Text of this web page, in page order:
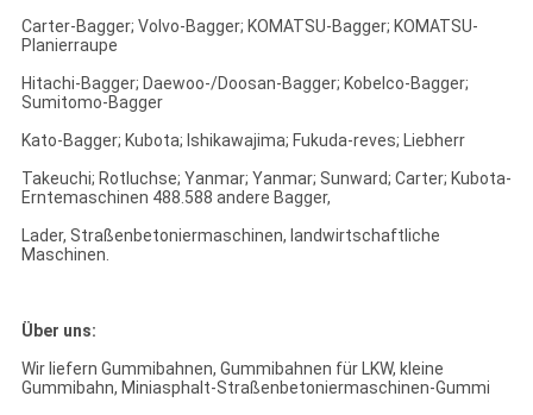
Carter-Bagger; Volvo-Bagger; KOMATSU-Bagger; KOMATSU-
Planierraupe
Hitachi-Bagger; Daewoo-/Doosan-Bagger; Kobelco-Bagger;
Sumitomo-Bagger
Kato-Bagger; Kubota; Ishikawajima; Fukuda-reves; Liebherr
Takeuchi; Rotluchse; Yanmar; Yanmar; Sunward; Carter; Kubota-
Erntemaschinen 488.588 andere Bagger,
Lader, Straßenbetoniermaschinen, landwirtschaftliche
Maschinen.
Über uns:
Wir liefern Gummibahnen, Gummibahnen für LKW, kleine
Gummibahn, Miniasphalt-Straßenbetoniermaschinen-Gummi